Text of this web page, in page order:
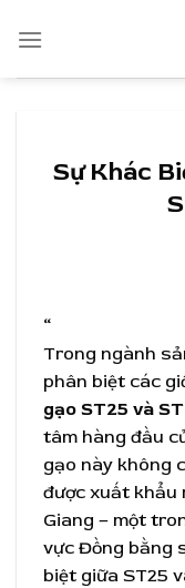
Sự Khác
“
Trong ngành
phân biệt các
gạo ST25 và
tâm hàng đầu
gạo này không
được xuất khẩu
Giang – một
vực Đồng bằng
biệt giữa ST25